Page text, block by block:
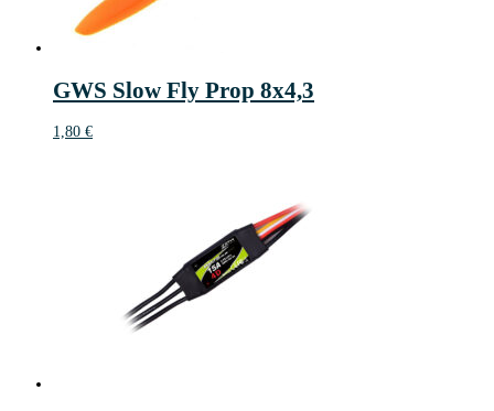
GWS Slow Fly Prop 8x4,3
1,80 €